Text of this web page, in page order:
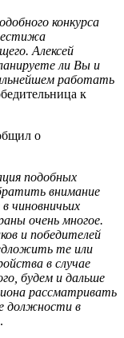
конкурса
Алексей
ли Вы и
работать
к
о
подобных
внимание
чиновничьих
очень многое.
и победителей
те или
в случае
будем и дальше
рассматривать
должности в